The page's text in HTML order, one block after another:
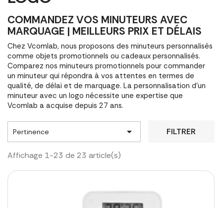
COMMANDEZ VOS MINUTEURS AVEC
MARQUAGE | MEILLEURS PRIX ET DÉLAIS
Chez Vcomlab, nous proposons des minuteurs personnalisés
comme objets promotionnels ou cadeaux personnalisés.
Comparez nos minuteurs promotionnels pour commander
un minuteur qui répondra à vos attentes en termes de
qualité, de délai et de marquage. La personnalisation d'un
minuteur avec un logo nécessite une expertise que
Vcomlab a acquise depuis 27 ans.
Pertinence  FILTRER
Affichage 1-23 de 23 article(s)